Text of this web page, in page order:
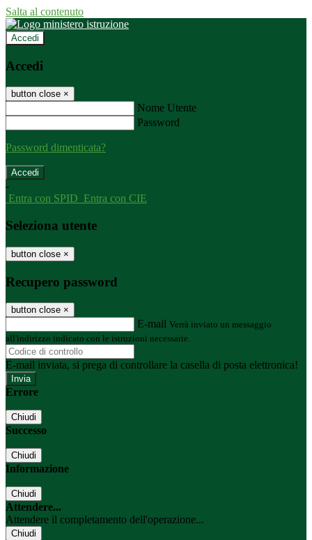
Salta al contenuto
Accedi
Accedi
button close ×
Nome Utente
Password
Password dimenticata?
-
Entra con SPID Entra con CIE
Seleziona utente
button close ×
Recupero password
button close ×
E-mail Verrà inviato un messaggio
all'indirizzo indicato con le istruzioni necessarie.
E-mail inviata, si prega di controllare la casella di posta elettronica!
Errore
Chiudi
Successo
Chiudi
Informazione
Chiudi
Attendere...
Attendere il completamento dell'operazione...
Chiudi